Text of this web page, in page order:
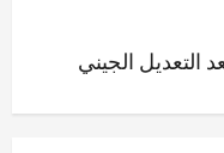
التعديل الجيني